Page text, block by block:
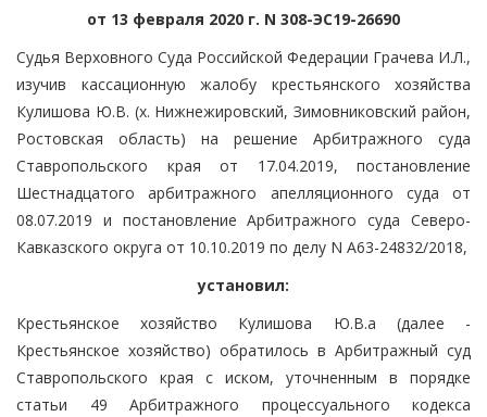
от 13 февраля 2020 г. N 308-ЭС19-26690
Судья Верховного Суда Российской Федерации Грачева И.Л.,
изучив кассационную жалобу крестьянского хозяйства
Кулишова Ю.В. (х. Нижнежировский, Зимовниковский район,
Ростовская область) на решение Арбитражного суда
Ставропольского края от 17.04.2019, постановление
Шестнадцатого арбитражного апелляционного суда от
08.07.2019 и постановление Арбитражного суда Северо-
Кавказского округа от 10.10.2019 по делу N А63-24832/2018,
установил:
Крестьянское хозяйство Кулишова Ю.В.а (далее -
Крестьянское хозяйство) обратилось в Арбитражный суд
Ставропольского края с иском, уточненным в порядке
статьи 49 Арбитражного процессуального кодекса